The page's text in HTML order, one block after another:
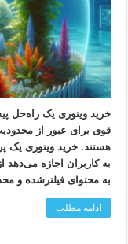
خرید ویتوری یک راه‌حل
قوی برای عبور از
هستند. خرید ویتوری یک
به کاربران اجازه می‌دهد
به محتوای فیلترشده و
ادامه مطلب